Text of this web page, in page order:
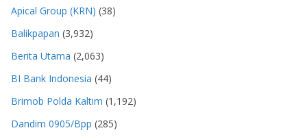
Apical Group (KRN) (38)
Balikpapan (3,932)
Berita Utama (2,063)
BI Bank Indonesia (44)
Brimob Polda Kaltim (1,192)
Dandim 0905/Bpp (285)